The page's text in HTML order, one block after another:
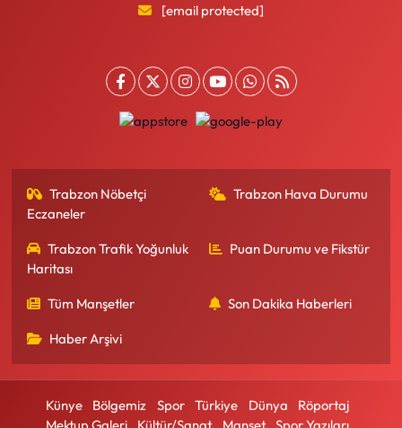
[email protected]
Trabzon Nöbetçi
Eczaneler
Trabzon Hava Durumu
Trabzon Trafik Yoğunluk
Haritası
Puan Durumu ve Fikstür
Tüm Manşetler Son Dakika Haberleri
Haber Arşivi
Künye Bölgemiz Spor Türkiye Dünya
Röportaj